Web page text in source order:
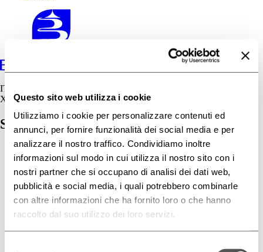
Questo sito web utilizza i cookie
Utilizziamo i cookie per personalizzare contenuti ed
annunci, per fornire funzionalità dei social media e per
analizzare il nostro traffico. Condividiamo inoltre
informazioni sul modo in cui utilizza il nostro sito con i
nostri partner che si occupano di analisi dei dati web,
pubblicità e social media, i quali potrebbero combinarle
con altre informazioni che ha fornito loro o che hanno
raccolto dal suo utilizzo dei loro servizi.
IT
X
Savel Hydra Bios